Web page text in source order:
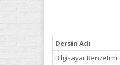
Dersin Adı
Bilgisayar Benzetimi